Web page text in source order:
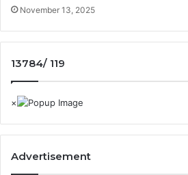
November 13, 2025
13784/ 119
Advertisement